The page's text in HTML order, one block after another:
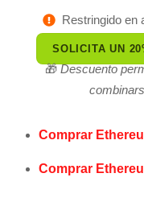
Restringido en
SOLICITA UN
🎁Descuento
Comprar
Comprar